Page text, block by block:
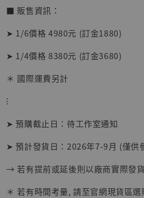
系列蒐藏雕像 布魯
克達摩 [7STARS
Studio]
NT$ 1,870
-
加購優惠【讓子彈飛 鵝城縣長 張麻子 [BK01]】
■ 販售資訊：
➤ 1/6價格 4980元 (訂金1880)
➤ 1/4價格 8380元 (訂金3680)
＊ 國際運費另計
⁝
➤ 預購截止日：待工作室通知
➤ 預計發貨日：2026年7-9月 (僅供
→ 若有提前或延後則以廠商實際發
＊ 若有時間考量, 請至官網現貨區選